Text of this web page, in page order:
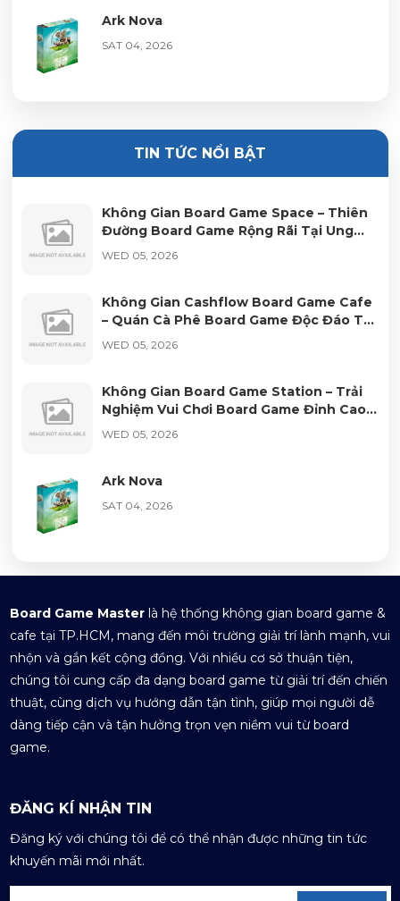
Ark Nova
SAT 04, 2026
SAT 04, 2026
SAT 04, 2026
SAT 04, 2026
TIN TỨC NỔI BẬT
Không Gian Board Game Space – Thiên
Đường Board Game Rộng Rãi Tại Ung
Văn Khiêm TP.HCM
WED 05, 2026
Không Gian Cashflow Board Game Cafe
– Quán Cà Phê Board Game Độc Đáo Tại
Quận 10 TP.HCM
WED 05, 2026
Không Gian Board Game Station – Trải
Nghiệm Vui Chơi Board Game Đỉnh Cao
Tại Quận 1
WED 05, 2026
Ark Nova
SAT 04, 2026
Terraforming Mars
SAT 04, 2026
New York Slice
SAT 04, 2026
Board Game Masterlà hệ thống không gian board game &
cafe tại TP.HCM, mang đến môi trường giải trí lành mạnh, vui
nhộn và gắn kết cộng đồng. Với nhiều cơ sở thuận tiện,
chúng tôi cung cấp đa dạng board game từ giải trí đến chiến
thuật, cùng dịch vụ hướng dẫn tận tình, giúp mọi người dễ
dàng tiếp cận và tận hưởng trọn vẹn niềm vui từ board
game.
ĐĂNG KÍ NHẬN TIN
Đăng ký với chúng tôi để có thể nhận được những tin tức
khuyến mãi mới nhất.